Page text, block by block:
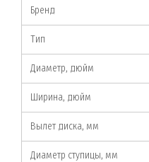
Бренд
Тип
Диаметр, дюйм
Ширина, дюйм
Вылет диска, мм
Диаметр ступицы, мм